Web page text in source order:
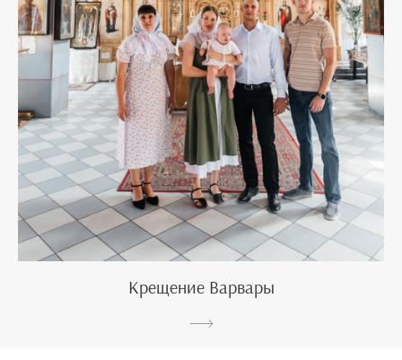
Крещение Варвары